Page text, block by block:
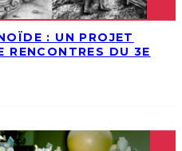
: UN PROJET
RENCONTRES DU 3E